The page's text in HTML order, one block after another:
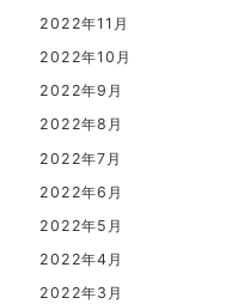
2022年11月
2022年10月
2022年9月
2022年8月
2022年7月
2022年6月
2022年5月
2022年4月
2022年3月